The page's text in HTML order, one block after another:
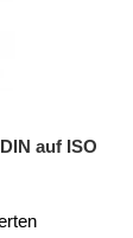
auf ISO